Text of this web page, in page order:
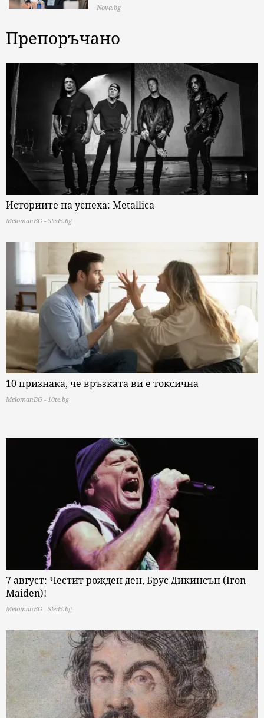
Nova.bg
Препоръчано
Историите на успеха: Metallica
MelomanBG - Sled5.bg
10 признака, че връзката ви е токсична
MelomanBG - 10te.bg
7 август: Честит рожден ден, Брус Дикинсън (Iron
Maiden)!
MelomanBG - Sled5.bg